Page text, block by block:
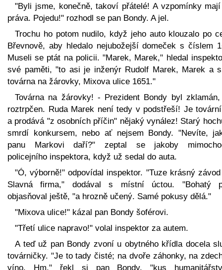
"Byli jsme, konečně, takoví přátelé! A vzpomínky
práva. Pojedu!" rozhodl se pan Bondy. A jel.
Trochu ho potom nudilo, když jeho auto klouzalo po
Břevnově, aby hledalo nejubožejší domeček s číslem
Museli se ptát na policii. "Marek, Marek," hledal
své paměti, "to asi je inženýr Rudolf Marek, Marek a
továrna na žárovky, Mixova ulice 1651."
Továrna na žárovky! - Prezident Bondy byl zklamán,
roztrpčen. Ruda Marek není tedy v podstřeší! Je
a prodává "z osobních příčin" nějaký vynález! Starý
smrdí konkursem, nebo ať nejsem Bondy. "Nevíte,
panu Markovi daří?" zeptal se jakoby
policejního inspektora, když už sedal do auta.
"Ó, výborně!" odpovídal inspektor. "Tuze krásný
Slavná firma," dodával s místní úctou. "Bohatý
objasňoval ještě, "a hrozně učený. Samé pokusy dělá."
"Mixova ulice!" kázal pan Bondy šoférovi.
"Třetí ulice napravo!" volal inspektor za autem.
A teď už pan Bondy zvoní u obytného křídla docela
továrničky. "Je to tady čisté; na dvoře záhonky, na
víno. Hm," řekl si pan Bondy, "kus